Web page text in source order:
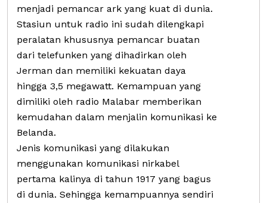
menjadi pemancar ark yang kuat di dunia.
Stasiun untuk radio ini sudah dilengkapi
peralatan khususnya pemancar buatan
dari telefunken yang dihadirkan oleh
Jerman dan memiliki kekuatan daya
hingga 3,5 megawatt. Kemampuan yang
dimiliki oleh radio Malabar memberikan
kemudahan dalam menjalin komunikasi ke
Belanda.
Jenis komunikasi yang dilakukan
menggunakan komunikasi nirkabel
pertama kalinya di tahun 1917 yang bagus
di dunia. Sehingga kemampuannya sendiri